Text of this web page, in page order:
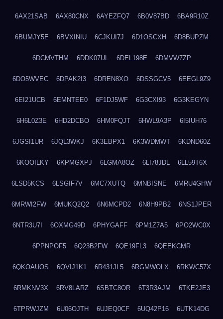
6AX21SAB 6AX80CNX 6AYEZFQ7 6B0V87BD 6BA9R10Z
6BUMJY5E 6BVXINIU 6CJKUI7J 6D1OSCXH 6D8BUPZM
6DCMVTHM 6DDK07UL 6DEL198E 6DMVW7ZP
6DO5WVEC 6DPAK2I3 6DREN8XO 6DSSGCV5 6EEGL9Z9
6EI21UCB 6EMNTEE0 6F1DJ5WF 6G3CXI93 6G3KEGYN
6H6L0Z3E 6HD2DCBO 6HM0FQJT 6HWL9A3P 6I5IUH76
6JGSI1UR 6JQL3WKJ 6K3EBPX1 6K3WDMWT 6KDND60Z
6KOOILKY 6KPMGXPJ 6LGMA8OZ 6LI78JDL 6LL59T6X
6LSD5KCS 6LSGIF7V 6MC7XUTQ 6MNBISNE 6MRU4GHW
6MRWI2FW 6MUKQ2Q2 6N6MCPD2 6N8H9PB2 6NS1JPER
6NTR3U7I 6OXMG49D 6PHYGAFF 6PM1Z7A5 6PO2WC0X
6PPNPOF5 6Q23B2FW 6QE19FL3 6QEEKCMR
6QKOAUOS 6QVIJ1K1 6R431JL5 6RGMWOLX 6RKWC57X
6RMKNV3X 6RV8LARZ 6SBTC8OR 6T3R3AJM 6TKE2JE3
6TPRWJZM 6U06OJTH 6UJEQ0CF 6UQ42P16 6UTK14DG